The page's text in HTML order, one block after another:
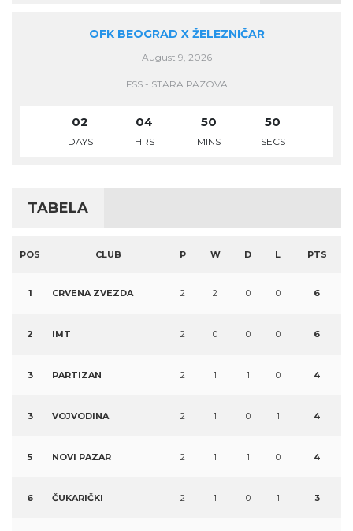
OFK BEOGRAD X ŽELEZNIČAR
August 9, 2026
FSS - STARA PAZOVA
02
DAYS
04
HRS
50
MINS
49
SECS
TABELA
POS CLUB P W D L PTS
1 CRVENA ZVEZDA 2 2 0 0 6
2 IMT 2 0 0 0 6
3 PARTIZAN 2 1 1 0 4
3 VOJVODINA 2 1 0 1 4
5 NOVI PAZAR 2 1 1 0 4
6 ČUKARIČKI 2 1 0 1 3